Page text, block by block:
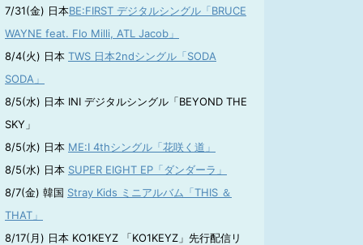
7/31(金) 日本BE:FIRST デジタルシングル「BRUCE
WAYNE feat. Flo Milli, ATL Jacob」
8/4(火) 日本 TWS 日本2ndシングル「SODA
SODA」
8/5(水) 日本 INI デジタルシングル「BEYOND THE
SKY」
8/5(水) 日本 ME:I 4thシングル「花咲く道」
8/5(水) 日本 SUPER EIGHT EP「ダンダーラ」
8/7(金) 韓国 Stray Kids ミニアルバム「THIS ＆
THAT」
8/17(月) 日本 KO1KEYZ 「KO1KEYZ」先行配信リ